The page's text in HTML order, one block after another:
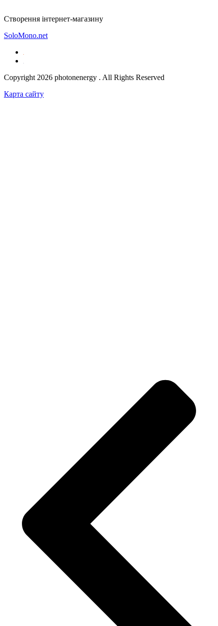
Створення інтернет-магазину
SoloMono.net
Copyright 2026 photonenergy . All Rights Reserved
Карта сайту